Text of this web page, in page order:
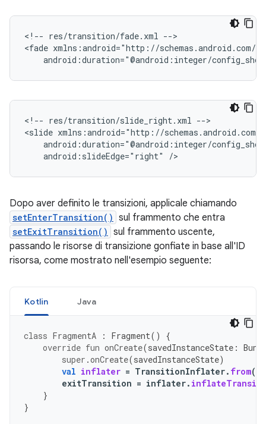
<!-- res/transition/fade.xml -->
<fade
<!-- res/transition/slide_right.xml -->
<slide
android:slideEdge="right"
Dopo aver definito le transizioni, applicale chiamando
setEnterTransition() sul frammento che entra
setExitTransition() sul frammento uscente,
passando le risorse di transizione gonfiate in base all'ID
risorsa, come mostrato nell'esempio seguente:
Kotlin Java
class FragmentA : Fragment()
{
override fun onCreate(savedInstanceState :
super .onCreate(savedInstanceState)
val inflater = TransitionInflater. from(
exitTransition = inflater.
}
}